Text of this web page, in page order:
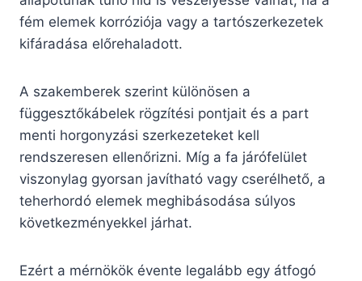
fém elemek korróziója vagy a tartószerkezetek
kifáradása előrehaladott.
A szakemberek szerint különösen a
függesztőkábelek rögzítési pontjait és a part
menti horgonyzási szerkezeteket kell
rendszeresen ellenőrizni. Míg a fa járófelület
viszonylag gyorsan javítható vagy cserélhető, a
teherhordó elemek meghibásodása súlyos
következményekkel járhat.
Ezért a mérnökök évente legalább egy átfogó